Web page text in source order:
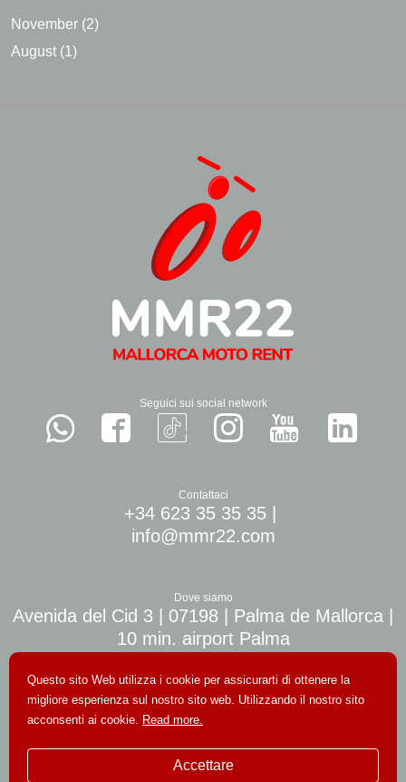
November (2)
August (1)
Seguici sui social network
Contattaci
+34 623 35 35 35
info@mmr22.com
Dove siamo
Avenida del Cid 3 | 07198 | Palma de Mallorca |
10 min. airport Palma
© Copyright 2026. Tutti i diritti riservati
Avviso legale |Termini e Condizioni |Politica sulla riservatezza
Cookies Policy
Questo sito Web utilizza i cookie per assicurarti di ottenere la
migliore esperienza sul nostro sito web. Utilizzando il nostro sito
acconsenti ai cookie. Read more.
Accettare